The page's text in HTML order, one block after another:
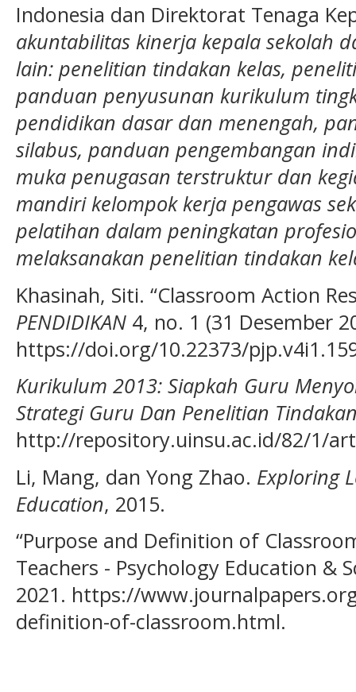
Indonesia dan Direktorat Tenaga
akuntabilitas kinerja kepala sekolah
lain: penelitian tindakan kelas,
panduan penyusunan kurikulum
pendidikan dasar dan menengah,
silabus, panduan pengembangan
muka penugasan terstruktur dan
mandiri kelompok kerja pengawas
pelatihan dalam peningkatan
melaksanakan penelitian tindakan
Khasinah, Siti. “Classroom Action
PENDIDIKAN 4, no. 1 (31 Desember
https://doi.org/10.22373/
Kurikulum 2013: Siapkah Guru
Strategi Guru Dan Penelitian
http://repository.uinsu.ac.id/82/1/
Li, Mang, dan Yong Zhao. Exploring
Education, 2015.
“Purpose and Definition of
Teachers - Psychology Education &
2021. https://
definition-of-classroom.html.